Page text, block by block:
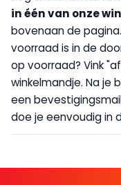
in één van onze
bovenaan de
voorraad is in de
op voorraad? Vink
winkelmandje. Na je
een
doe je eenvoudig in